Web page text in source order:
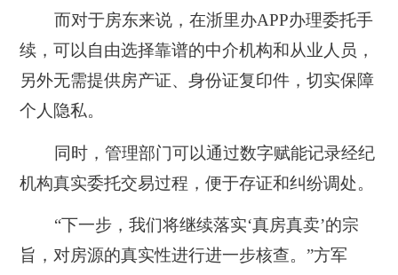
而对于房东来说，在浙里办APP办理委托手
续，可以自由选择靠谱的中介机构和从业人员，
另外无需提供房产证、身份证复印件，切实保障
个人隐私。
同时，管理部门可以通过数字赋能记录经纪
机构真实委托交易过程，便于存证和纠纷调处。
“下一步，我们将继续落实‘真房真卖’的宗
旨，对房源的真实性进行进一步核查。”方军